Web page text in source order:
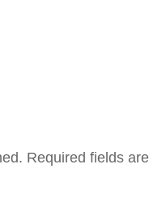
Required fields are